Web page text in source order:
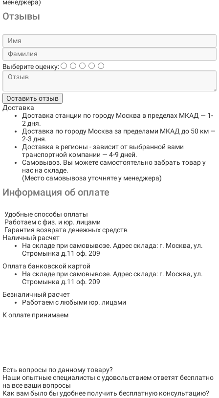
менеджера)
Отзывы
Выберите оценку:
Оставить отзыв
Доставка
Доставка станции по городу Москва в пределах МКАД — 1-
2 дня.
Доставка по городу Москва за пределами МКАД до 50 км —
2-3 дня.
Доставка в регионы - зависит от выбранной вами
транспортной компании — 4-9 дней.
Самовывоз. Вы можете самостоятельно забрать товар у
нас на складе.
(Место самовывоза уточняте у менеджера)
Информация об оплате
Удобные способы оплаты
Работаем с физ. и юр. лицами
Гарантия возврата денежных средств
Наличный расчет
На складе при самовывозе. Адрес склада: г. Москва, ул.
Стромынка д.11 оф. 209
Оплата банковской картой
На складе при самовывозе. Адрес склада: г. Москва, ул.
Стромынка д.11 оф. 209
Безналичный расчет
Работаем с любыми юр. лицами
К оплате принимаем
Есть вопросы по данному товару?
Наши опытные специалисты с удовольствиемответят бесплатно
на все ваши вопросы
Как вам было бы удобнее получить бесплатную консультацию?